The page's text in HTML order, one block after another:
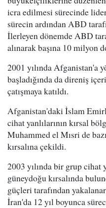
icra edilmesi sürecinde
sürecin ardından ABD
İlerleyen dönemde ABD
alınarak başına 10 milyon
2001 yılında Afganistan'a
başladığında da direniş
çatışmaya katıldı.
Afganistan'daki İslam
cihat yanlılarının kırsal
Muhammed el Mısri de
kırsalına çekildi.
2003 yılında bir grup cihat
güneydoğu kırsalında
güçleri tarafından
İran'da 12 yıl boyunca